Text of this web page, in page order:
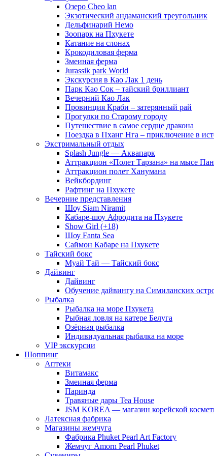
Озеро Cheo lan
Экзотический андаманский треугольник
Дельфинарий Немо
Зоопарк на Пхукете
Катание на слонах
Крокодиловая ферма
Змеиная ферма
Jurassik park World
Экскурсия в Као Лак 1 день
Парк Као Сок – тайский бриллиант
Вечерний Као Лак
Провинция Краби – затерянный рай
Прогулки по Старому городу
Путешествие в самое сердце дракона
Поездка в Пханг Нга – приключение в
Экстримальный отдых
Splash Jungle — Аквапарк
Аттракцион «Полет Тарзана» на мысе
Аттракцион полет Ханумана
Вейкбординг
Рафтинг на Пхукете
Вечерние представления
Шоу Siam Niramit
Кабаре-шоу Афродита на Пхукете
Show Girl (+18)
Шоу Fanta Sea
Саймон Кабаре на Пхукете
Тайский бокс
Муай Тай — Тайский бокс
Дайвинг
Дайвинг
Обучение дайвингу на Симиланских
Рыбалка
Рыбалка на море Пхукета
Рыбная ловля на катере Белуга
Озёрная рыбалка
Индивидуальная рыбалка на море
VIP экскурсии
Шоппинг
Аптеки
Витамакс
Змеиная ферма
Паринда
Травяные дары Tea House
JSM KOREA — магазин корейской
Латексная фабрика
Магазины жемчуга
Фабрика Phuket Pearl Art Factory
Жемчуг Amorn Pearl Phuket